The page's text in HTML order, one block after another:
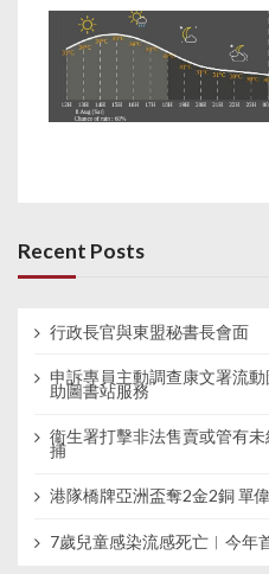
Recent Posts
行政長官與東盟秘書長會面
申訴專員主動調查康文署流
助圖書站服務
衞生署打擊非法售賣或管有
捕
港隊橋牌亞洲盃奪2金2銅 單
7歲兒童感染流感死亡︱今年